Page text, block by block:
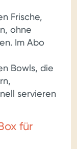
Frische,
ohne
Im Abo
Bowls, die
servieren
für